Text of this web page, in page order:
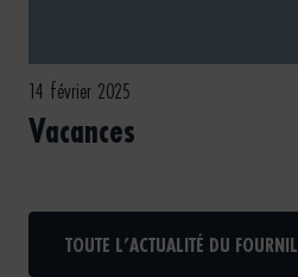
14 février 2025
Vacances
TOUTE L’ACTUALITÉ DU FOURNIL